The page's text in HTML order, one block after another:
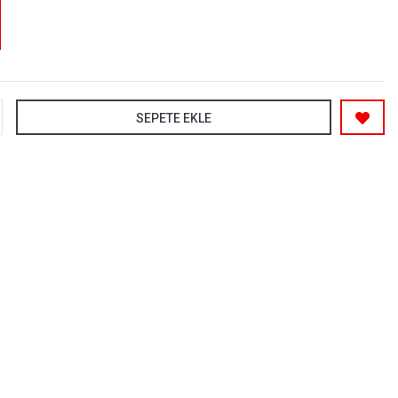
SEPETE EKLE